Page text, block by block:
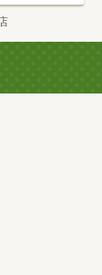
能◆◇◆
ポート・外
金の負担を